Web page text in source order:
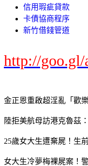
信用瑕疵貸款
卡債協商程序
新竹借錢管道
http://
金正恩重啟超淫亂「歡
陸拒美航母訪港克魯茲
25歲女大生遭棄屍！生
女大生冷夢梅裸屍案！